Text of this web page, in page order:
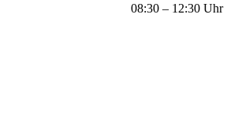
08:30 – 12:30 Uhr